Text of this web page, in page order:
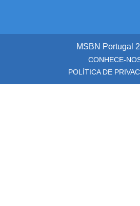
MSBN Portugal
CONHECE-
POLÍTICA DE